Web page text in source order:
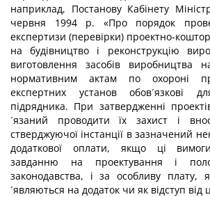
наприклад, Постанову Кабінету
червня 1994 р. «Про порядок
експертизи (перевірки) проектно-
на будівництво і реконструкцію
виготовлення засобів виробництва
нормативним актам по охороні
експертних установ обов´язкові
підрядника. При затвердженні
´язаний проводити їх захист і
стверджуючої інстанції в зазначений
додаткової оплати, якщо ці
завданню на проектування і
законодавства, і за особливу
´являються на додаток чи як відступ від